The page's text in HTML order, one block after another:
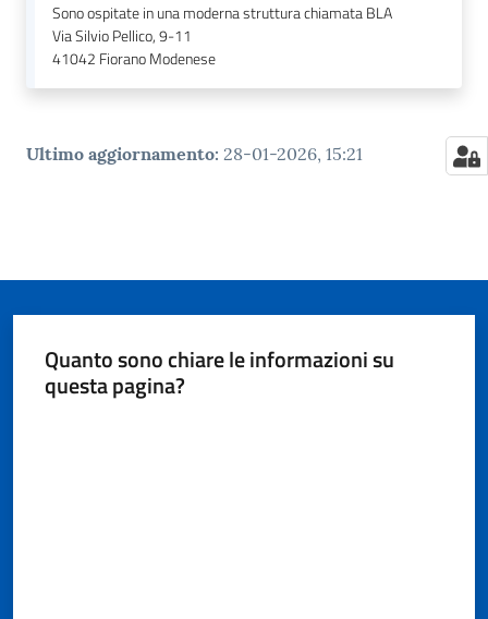
Sono ospitate in una moderna struttura chiamata BLA
Via Silvio Pellico, 9-11
41042 Fiorano Modenese
Ultimo aggiornamento: 28-01-2026, 15:21
Quanto sono chiare le informazioni su
questa pagina?